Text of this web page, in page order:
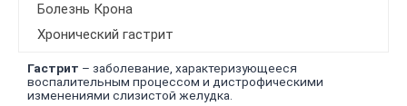
Гастрит – заболевание, характеризующееся
воспалительным процессом и дистрофическими
изменениями слизистой желудка.
Болезнь Крона
Хронический гастрит